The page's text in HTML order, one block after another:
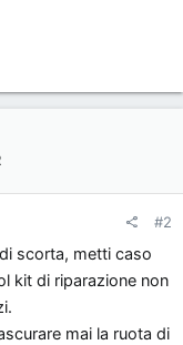
#2
scorta, metti caso
kit di riparazione non
mai la ruota di